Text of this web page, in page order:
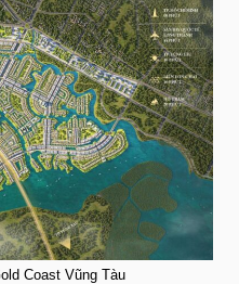
Coast Vũng Tàu